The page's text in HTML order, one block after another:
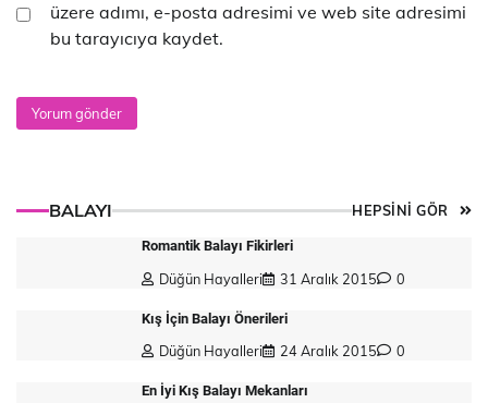
üzere adımı, e-posta adresimi ve web site adresimi
bu tarayıcıya kaydet.
BALAYI HEPSİNİ GÖR
Romantik Balayı Fikirleri
Düğün Hayalleri 31 Aralık 2015 0
Kış İçin Balayı Önerileri
Düğün Hayalleri 24 Aralık 2015 0
En İyi Kış Balayı Mekanları